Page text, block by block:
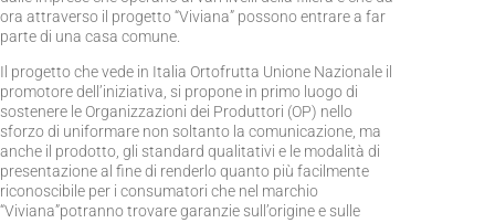
ora attraverso il progetto “Viviana” possono entrare a far
parte di una casa comune.
Il progetto che vede in Italia Ortofrutta Unione Nazionale il
promotore dell’iniziativa, si propone in primo luogo di
sostenere le Organizzazioni dei Produttori (OP) nello
sforzo di uniformare non soltanto la comunicazione, ma
anche il prodotto, gli standard qualitativi e le modalità di
presentazione al fine di renderlo quanto più facilmente
riconoscibile per i consumatori che nel marchio
“Viviana”potranno trovare garanzie sull’origine e sulle